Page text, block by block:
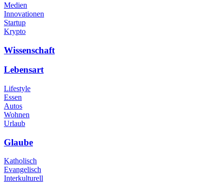
Medien
Innovationen
Startup
Krypto
Wissenschaft
Lebensart
Lifestyle
Essen
Autos
Wohnen
Urlaub
Glaube
Katholisch
Evangelisch
Interkulturell